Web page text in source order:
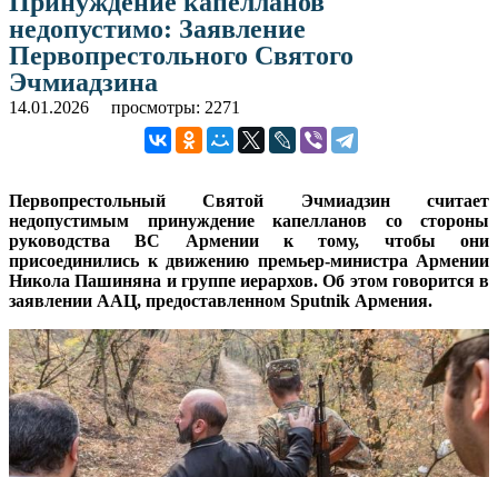
недопустимо: Заявление
Первопрестольного Святого
Эчмиадзина
14.01.2026 просмотры: 2271
Первопрестольный Святой Эчмиадзин считает
недопустимым принуждение капелланов со стороны
руководства ВС Армении к тому, чтобы они
присоединились к движению премьер-министра Армении
Никола Пашиняна и группе иерархов. Об этом говорится в
заявлении ААЦ, предоставленном Sputnik Армения.